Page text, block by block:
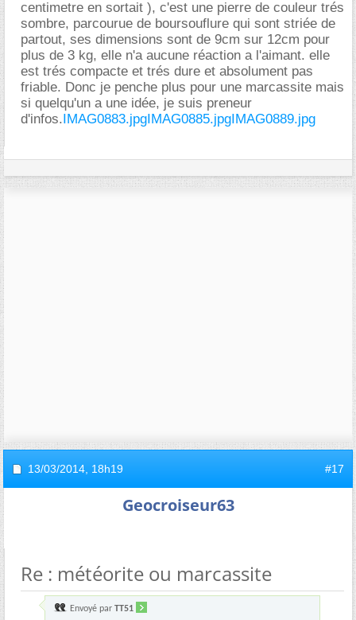
centimetre en sortait ), c'est une pierre de couleur trés
sombre, parcourue de boursouflure qui sont striée de
partout, ses dimensions sont de 9cm sur 12cm pour
plus de 3 kg, elle n'a aucune réaction a l'aimant. elle
est trés compacte et trés dure et absolument pas
friable. Donc je penche plus pour une marcassite mais
si quelqu'un a une idée, je suis preneur
d'infos.IMAG0883.jpgIMAG0885.jpgIMAG0889.jpg
13/03/2014, 18h19 #17
Geocroiseur63
Re : météorite ou marcassite
Envoyé par TT51